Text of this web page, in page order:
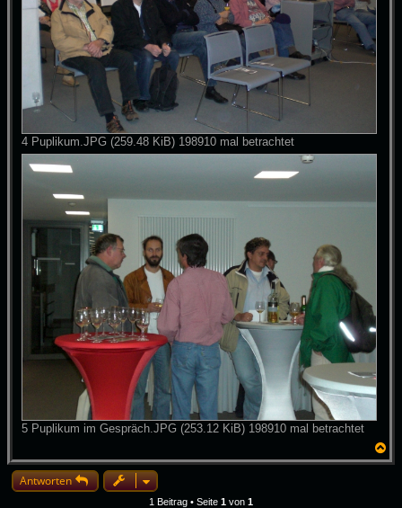
4 Puplikum.JPG (259.48 KiB) 198910 mal betrachtet
5 Puplikum im Gespräch.JPG (253.12 KiB) 198910 mal betrachtet
a
Antworten
1 Beitrag • Seite 1 von 1